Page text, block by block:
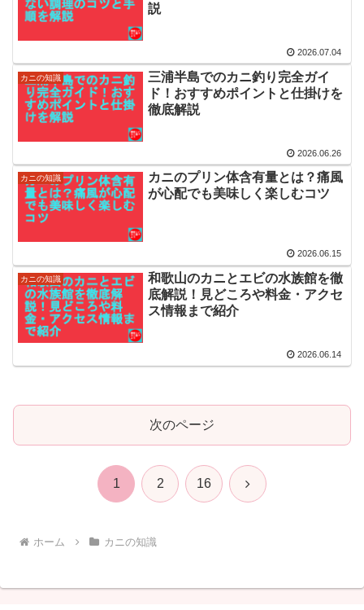
説
2026.07.04
カニの知識
三浦半島でのカニ釣り完全ガイ
ド！おすすめポイントと仕掛けを
徹底解説
2026.06.26
カニの知識
カニのプリン体含有量とは？痛風
が心配でも美味しく楽しむコツ
2026.06.15
カニの知識
和歌山のカニとエビの水族館を徹
底解説！見どころや料金・アクセ
ス情報まで紹介
2026.06.14
次のページ
1 2 16 次
ホーム カニの知識